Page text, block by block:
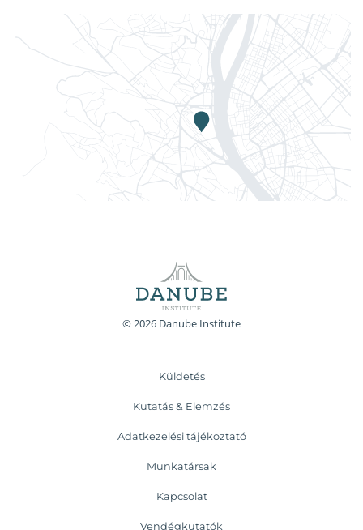
© 2026 Danube Institute
Küldetés
Kutatás & Elemzés
Adatkezelési tájékoztató
Munkatársak
Kapcsolat
Vendégkutatók